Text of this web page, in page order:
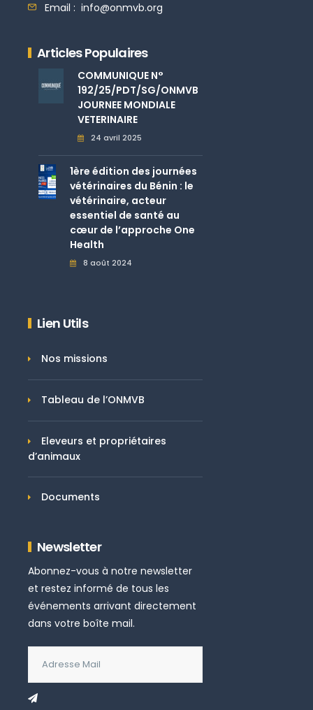
Email : info@onmvb.org
Articles Populaires
COMMUNIQUE N°
192/25/PDT/SG/ONMVB
JOURNEE MONDIALE
VETERINAIRE
24 avril 2025
1ère édition des journées
vétérinaires du Bénin : le
vétérinaire, acteur
essentiel de santé au
cœur de l’approche One
Health
8 août 2024
Lien Utils
Nos missions
Tableau de l’ONMVB
Eleveurs et propriétaires
d’animaux
Documents
Newsletter
Abonnez-vous à notre newsletter
et restez informé de tous les
événements arrivant directement
dans votre boîte mail.